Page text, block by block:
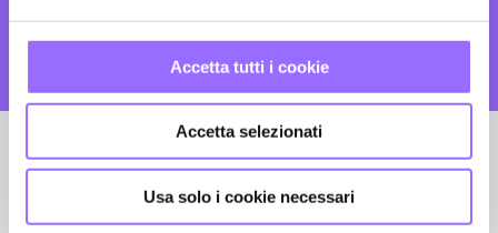
n
Accetta tutti i cookie
Accetta selezionati
Usa solo i cookie necessari
Agenti virtuali AI:Innoviamo la tua
comunicazione con soluzioni all'avanguardia.
CI HANNO SCELTI